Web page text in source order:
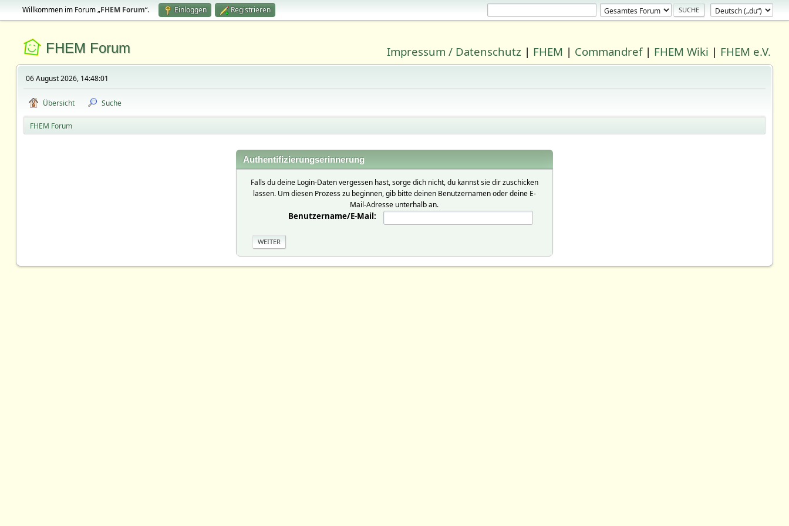
Willkommen im Forum „FHEM Forum“. Einloggen Registrieren
FHEM Forum Impressum / Datenschutz | FHEM | Commandref| FHEM Wiki | FHEM e.V.
06 August 2026, 14:48:01
Übersicht Suche
FHEM Forum
Authentifizierungserinnerung
Falls du deine Login-Daten vergessen hast, sorge dich nicht, du kannst sie dir zuschicken
lassen. Um diesen Prozess zu beginnen, gib bitte deinen Benutzernamen oder deine E-
Mail-Adresse unterhalb an.
Benutzername/E-Mail: